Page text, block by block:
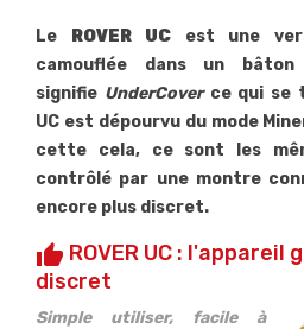
Le ROVER UC est une
camouflée dans un bâton
signifie UnderCover ce qui se
UC est dépourvu du mode
cette cela, ce sont les
contrôlé par une montre
encore plus discret.
thumb_up ROVER UC : l'appareil
discret
Simple utiliser, facile à